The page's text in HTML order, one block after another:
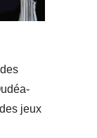
jeux